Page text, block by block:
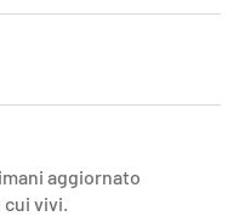
aggiornato
vivi.